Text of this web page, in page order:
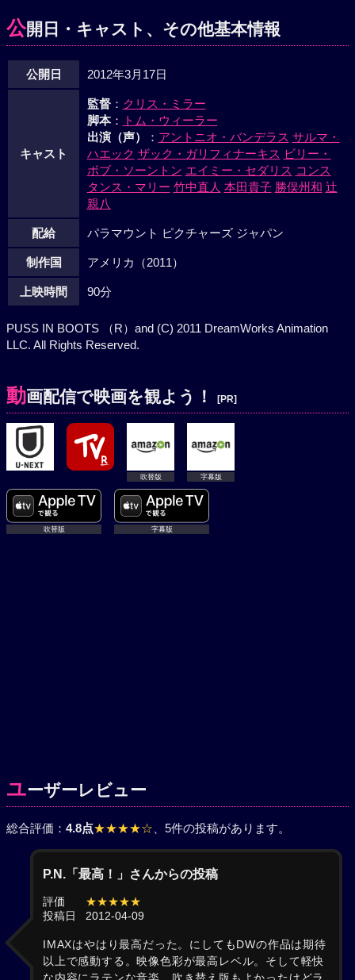
公開日・キャスト、その他基本情報
公開日 2012年3月17日
キャスト
監督： クリス・ミラー
脚本：
トム・ウィーラー
出演（声）
： アントニオ・バンデラス サルマ・
ハエック ザック・ガリフィナーキス ビリー・
ボブ・ソーントン エイミー・セダリス コンス
タンス・マリー 竹中直人 本田貴子 勝俣州和 辻
親八
配給 パラマウント ピクチャーズ ジャパン
制作国 アメリカ（2011）
上映時間 90分
PUSS IN BOOTS （R）and (C) 2011 DreamWorks Animation
LLC. All Rights Reserved.
動画配信で映画を観よう！ [PR]
吹替版 字幕版
吹替版 字幕版
ユーザーレビュー
総合評価： 4.8点★★★★☆ 、5件の投稿があります。
P.N.「最高！」さんからの投稿
評価
★★★★★
投稿日
2012-04-09
IMAXはやはり最高だった。にしてもDWの作品は期待
以上で感動する。映像色彩が最高レベル。そして軽快